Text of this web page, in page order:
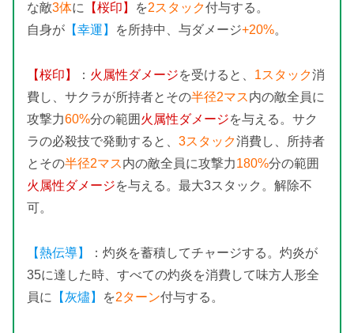
な敵3体に 【桜印】 を2スタック付与する。
自身が 【幸運】 を所持中、与ダメージ+20%。
【桜印】 ： 火属性ダメージを受けると、 1スタック消
費し、サクラが所持者とその半径2マス内の敵全員に
攻撃力60%分の範囲 火属性ダメージを与える。サク
ラの必殺技で発動すると、 3スタック消費し、所持者
とその半径2マス内の敵全員に攻撃力180%分の範囲
火属性ダメージを与える。最大3スタック。解除不
可。
【熱伝導】
：灼炎を蓄積してチャージする。灼炎が
35に達した時、すべての灼炎を消費して味方人形全
員に
【灰燼】 を2ターン付与する。